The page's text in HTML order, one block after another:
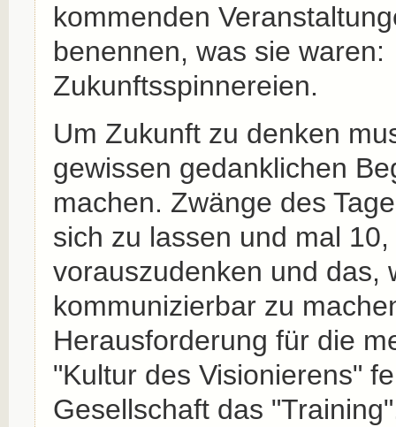
kommenden
benennen, was sie waren:
Zukunftsspinnereien.
Um Zukunft zu denken
gewissen gedanklichen
machen. Zwänge des
sich zu lassen und mal
vorauszudenken und das,
kommunizierbar zu
Herausforderung für die
"Kultur des Visionierens"
Gesellschaft das